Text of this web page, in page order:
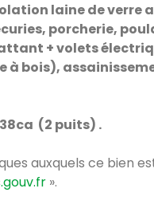
laine de verre
porcherie,
+ volets
à bois),
(2 puits) .
auxquels ce bien
».